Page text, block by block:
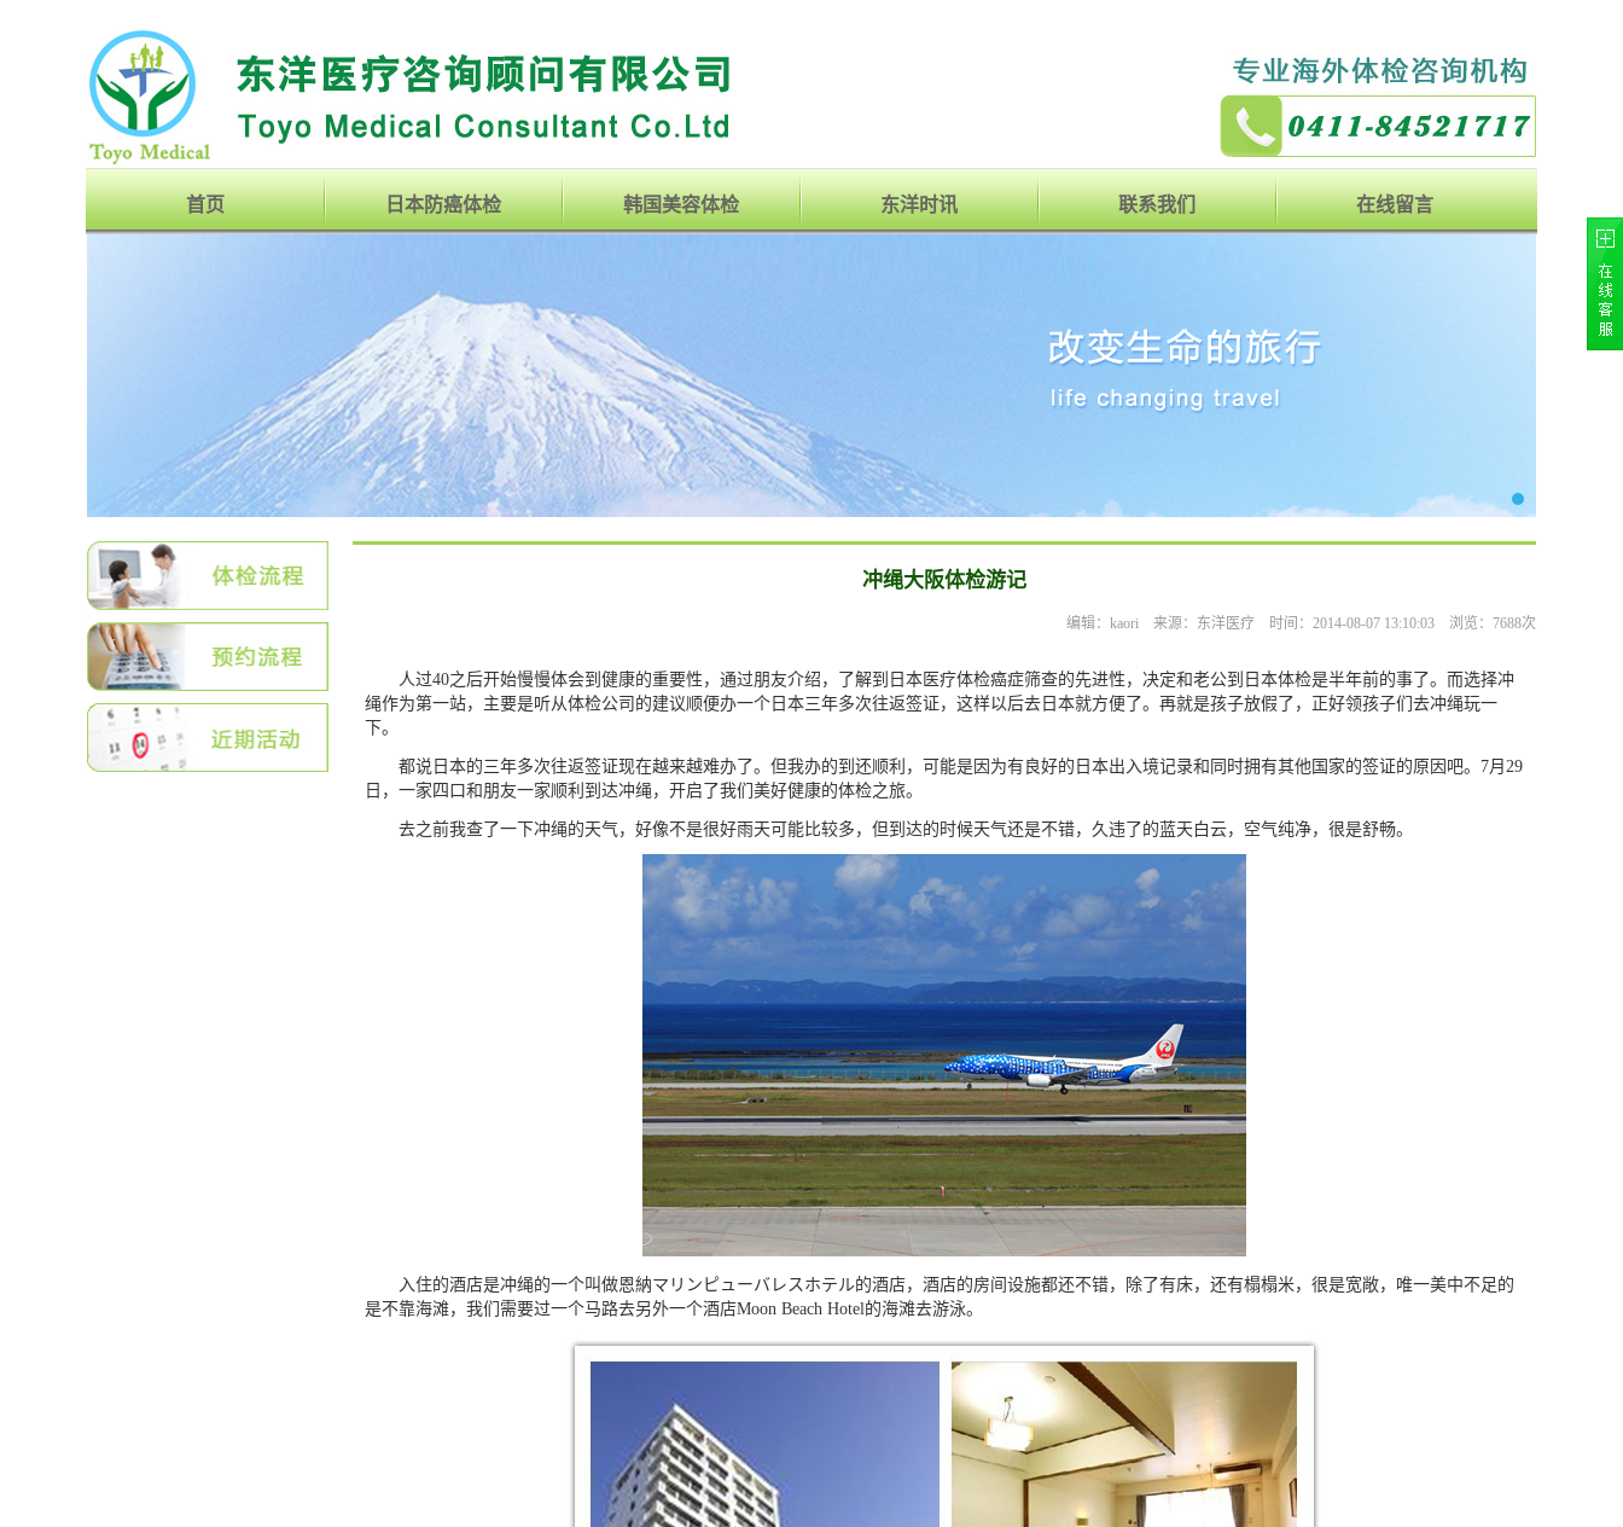
首页 日本防癌体检 韩国美容体检 东洋时讯 联系我们 在线留言
冲绳大阪体检游记
编辑：kaori 来源：东洋医疗 时间：2014-08-07 13:10:03 浏览：7688次
人过40之后开始慢慢体会到健康的重要性，通过朋友介绍，了解到日本医疗体检癌症筛查的先进性，决定和老公到日本体检是半年前的事了。而选择冲
绳作为第一站，主要是听从体检公司的建议顺便办一个日本三年多次往返签证，这样以后去日本就方便了。再就是孩子放假了，正好领孩子们去冲绳玩一
下。
都说日本的三年多次往返签证现在越来越难办了。但我办的到还顺利，可能是因为有良好的日本出入境记录和同时拥有其他国家的签证的原因吧。 7月 29
日，一家四口和朋友一家顺利到达冲绳，开启了我们美好健康的体检之旅。
去之前我查了一下冲绳的天气，好像不是很好雨天可能比较多，但到达的时候天气还是不错，久违了的蓝天白云，空气纯净，很是舒畅。
入住的酒店是冲绳的一个叫做恩納マリンピューバレスホテル的酒店，酒店的房间设施都还不错，除了有床，还有榻榻米，很是宽敞，唯一美中不足的
是不靠海滩，我们需要过一个马路去另外一个酒店Moon Beach Hotel的海滩去游泳。